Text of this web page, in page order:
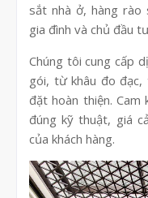
sắt nhà ở, hàng rào
gia đình và chủ đầu
Chúng tôi cung cấp
gói, từ khâu đo đạc,
đặt hoàn thiện. Cam
đúng kỹ thuật, giá
của khách hàng.